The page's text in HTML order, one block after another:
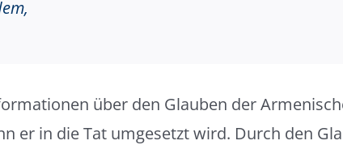
über den Glauben der
er in die Tat umgesetzt wird. Durch den